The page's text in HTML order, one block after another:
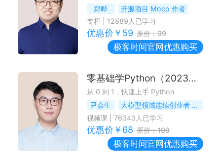
郑晔
开源项目 Moco 作者
专栏
12889 人已学习
优惠价￥ 59 原价：99
极客时间官网优惠购买
零基础学Python（2023版）
从 0 到 1，快速上手 Python
尹会生
大模型领域连续创业者 & 技术战略专家
视频课| 76343 人已学习
优惠价￥ 68 原价：199
极客时间官网优惠购买